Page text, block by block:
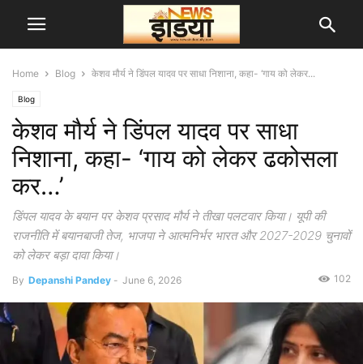
Home Blog केशव मौर्य ने डिंपल यादव पर साधा निशाना, कहा- ‘गाय को लेकर...
Blog
केशव मौर्य ने डिंपल यादव पर साधा
निशाना, कहा- ‘गाय को लेकर ढकोसला
कर…’
डिंपल यादव के बयान पर केशव प्रसाद मौर्य ने तीखा पलटवार किया। यूपी की
राजनीति में बयानबाजी तेज, भाजपा ने आत्मनिर्भर भारत और 2027-2029 चुनावों
को लेकर बड़ा दावा किया।
By Depanshi Pandey - June 6, 2026 102